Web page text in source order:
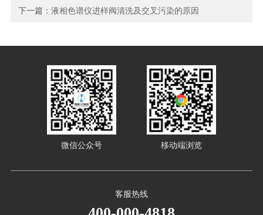
下一篇：液相色谱仪进样阀清洗及交叉污染的原因
客服热线
微信公众号 移动端浏览